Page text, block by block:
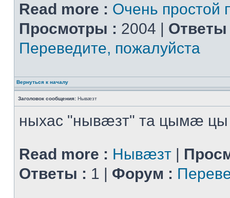
Read more : Очень простой
Просмотры : 2004 | Ответы
Переведите, пожалуйста
Вернуться к началу
Заголовок сообщения: Нывæзт
ныхас "нывæзт" та цымæ цы
Read more : Нывæзт |
Ответы : 1 | Форум :